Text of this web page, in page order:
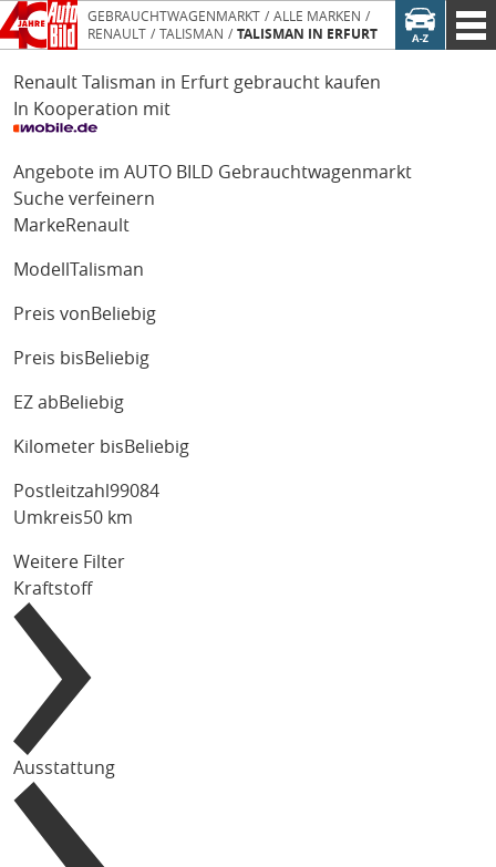
GEBRAUCHTWAGENMARKT
ALLE MARKEN
RENAULT
TALISMAN TALISMAN IN ERFURT
Renault Talisman in Erfurt gebraucht kaufen
In Kooperation mit
Angebote im AUTO BILD Gebrauchtwagenmarkt
Suche verfeinern
MarkeRenault
Modell Talisman
Preis von Beliebig
Preis bis Beliebig
EZ ab Beliebig
Kilometer bis Beliebig
Postleitzahl
Umkreis50 km
Weitere Filter
Kraftstoff
Ausstattung